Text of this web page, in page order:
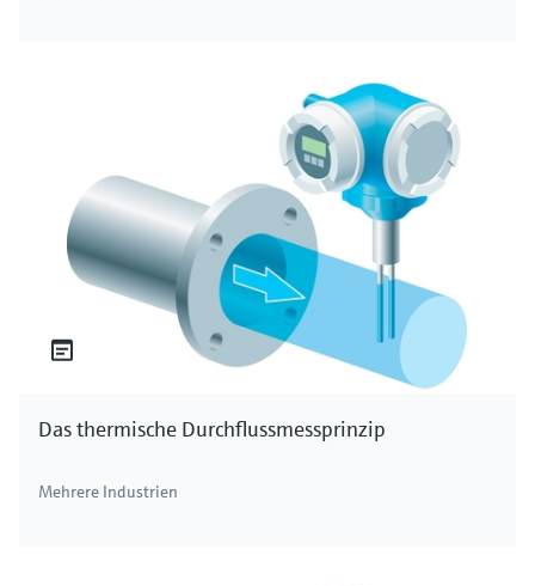
Das thermische Durchflussmessprinzip
Mehrere Industrien